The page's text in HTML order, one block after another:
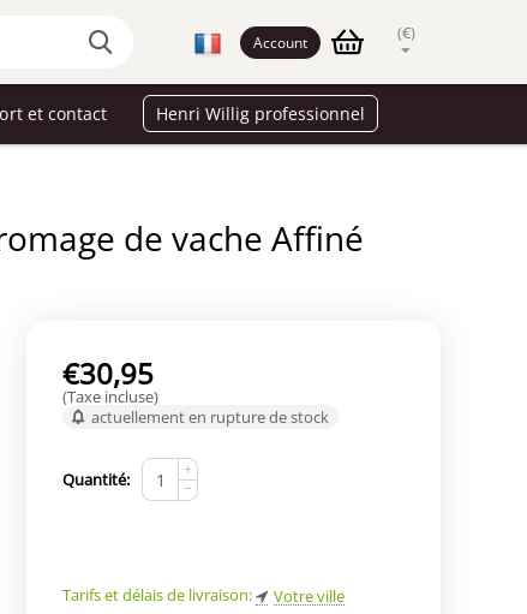
Account (€)
et contact Henri Willig professionnel
de vache Affiné
€30,95
(Taxe incluse)
actuellement en rupture de stock
Quantité:
+
−
Tarifs et délais de livraison: Votre ville